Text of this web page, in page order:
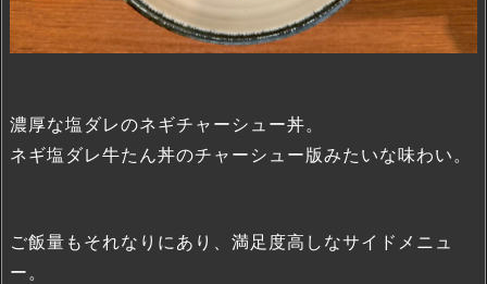
濃厚な塩ダレのネギチャーシュー丼。
ネギ塩ダレ牛たん丼のチャーシュー版みたいな味わい。
ご飯量もそれなりにあり、満足度高しなサイドメニュ
ー。